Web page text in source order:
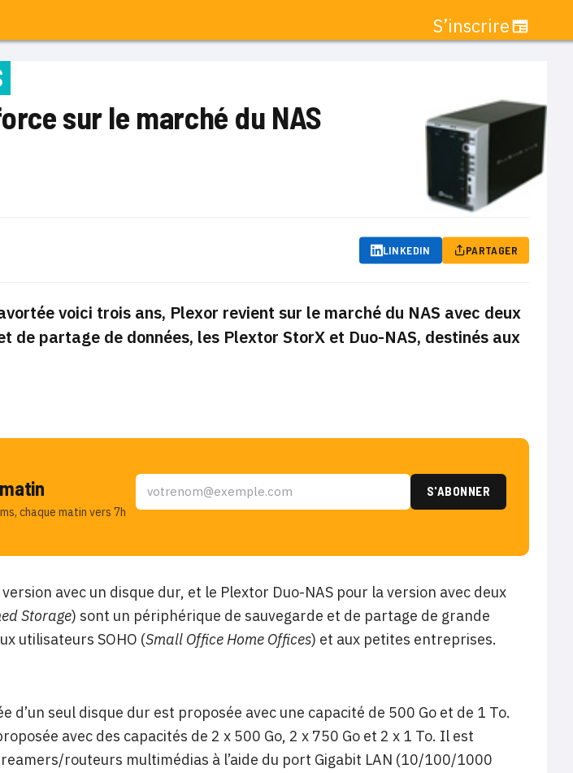
S’inscrire
sur le marché du NAS
LINKEDIN PARTAGER
voici trois ans, Plexor revient sur le marché du NAS avec deux
de partage de données, les Plextor StorX et Duo-NAS, destinés aux
chaque matin vers 7h
avec un disque dur, et le Plextor Duo-NAS pour la version avec deux
Storage) sont un périphérique de sauvegarde et de partage de grande
utilisateurs SOHO (Small Office Home Offices) et aux petites entreprises.
d’un seul disque dur est proposée avec une capacité de 500 Go et de 1 To.
avec des capacités de 2 x 500 Go, 2 x 750 Go et 2 x 1 To. Il est
routeurs multimédias à l’aide du port Gigabit LAN (10/100/1000